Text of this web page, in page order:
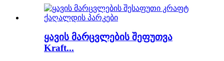
ყავის მარცვლების შეფუთვა
Kraft...